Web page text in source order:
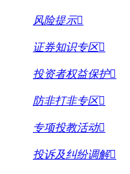
风险提示
证券知识专区
投资者权益保护
防非打非专区
专项投教活动
投诉及纠纷调解